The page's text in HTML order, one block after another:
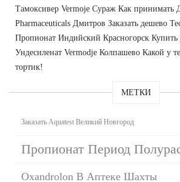
Тамоксивер Vermoje Сураж Как принимать
Pharmaceuticals Дмитров Заказать дешево
Пропионат Индийский Красногорск Купить
Ундесиленат Vermodje Колпашево Какой у
тортик!
МЕТКИ
Заказать Aquatest Великий Новгород
Пропионат Период
Oxandrolon В Аптеке Шахты